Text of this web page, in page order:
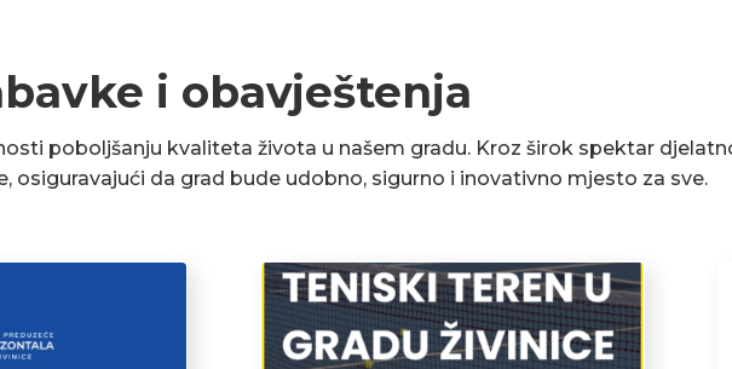
i obavještenja
poboljšanju kvaliteta života u našem gradu. Kroz širok spektar
osiguravajući da grad bude udobno, sigurno i inovativno mjesto za sve.